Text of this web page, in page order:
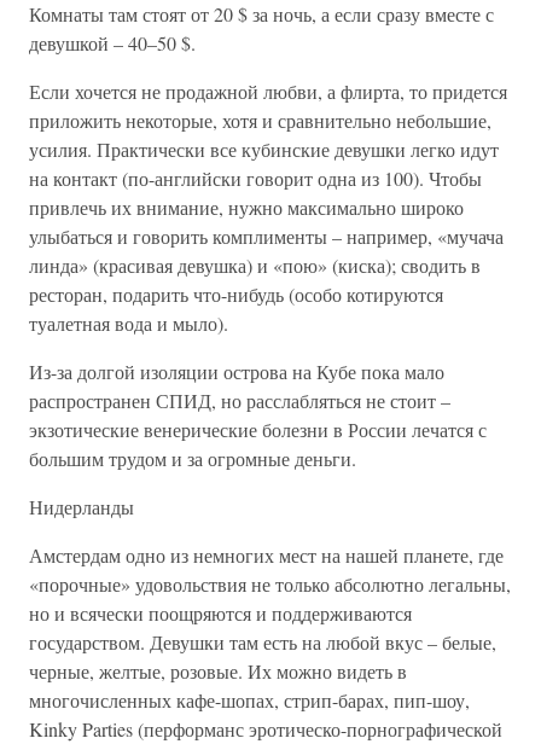
Комнаты там стоят от 20 $ за ночь, а если сразу вместе с
девушкой – 40–50 $.
Если хочется не продажной любви, а флирта, то придется
приложить некоторые, хотя и сравнительно небольшие,
усилия. Практически все кубинские девушки легко идут
на контакт (по-английски говорит одна из 100). Чтобы
привлечь их внимание, нужно максимально широко
улыбаться и говорить комплименты – например, «мучача
линда» (красивая девушка) и «пою» (киска); сводить в
ресторан, подарить что-нибудь (особо котируются
туалетная вода и мыло).
Из-за долгой изоляции острова на Кубе пока мало
распространен СПИД, но расслабляться не стоит –
экзотические венерические болезни в России лечатся с
большим трудом и за огромные деньги.
Нидерланды
Амстердам одно из немногих мест на нашей планете, где
«порочные» удовольствия не только абсолютно легальны,
но и всячески поощряются и поддерживаются
государством. Девушки там есть на любой вкус – белые,
черные, желтые, розовые. Их можно видеть в
многочисленных кафе-шопах, стрип-барах, пип-шоу,
Kinky Parties (перформанс эротическо-порнографической